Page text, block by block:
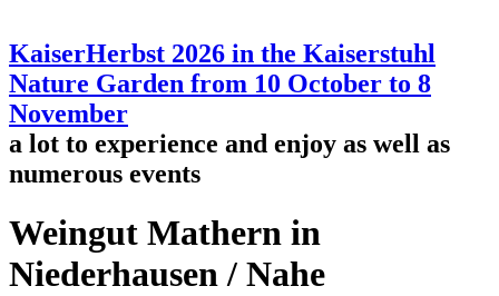
KaiserHerbst 2026 in the Kaiserstuhl
Nature Garden from 10 October to 8
November
a lot to experience and enjoy as well as
numerous events
Weingut Mathern in
Niederhausen / Nahe